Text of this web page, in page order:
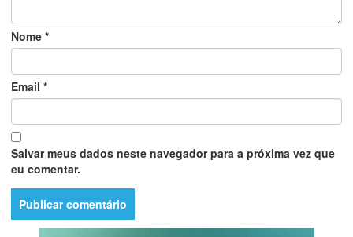
Nome *
Email *
Salvar meus dados neste navegador para a próxima vez que
eu comentar.